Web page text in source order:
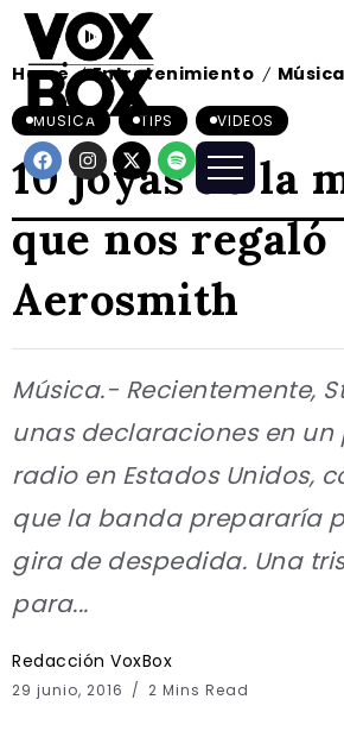
Home / Entretenimiento / Música
MÚSICA TIPS VIDEOS
10 joyas de la
que nos regaló
Aerosmith
Música.- Recientemente,
unas declaraciones en
radio en Estados Unidos,
que la banda prepararía
gira de despedida. Una
para...
Redacción VoxBox
29 junio, 2016 2 Mins Read